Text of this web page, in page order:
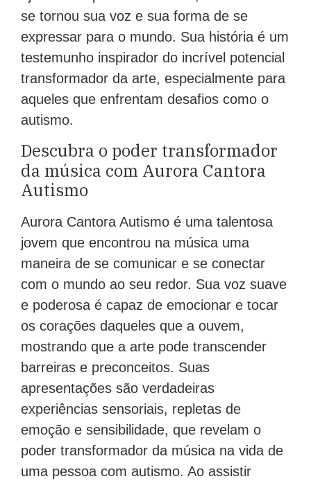
se tornou sua voz e sua forma de se
expressar para o mundo. Sua história é um
testemunho inspirador do incrível potencial
transformador da arte, especialmente para
aqueles que enfrentam desafios como o
autismo.
Descubra o poder transformador
da música com Aurora Cantora
Autismo
Aurora Cantora Autismo é uma talentosa
jovem que encontrou na música uma
maneira de se comunicar e se conectar
com o mundo ao seu redor. Sua voz suave
e poderosa é capaz de emocionar e tocar
os corações daqueles que a ouvem,
mostrando que a arte pode transcender
barreiras e preconceitos. Suas
apresentações são verdadeiras
experiências sensoriais, repletas de
emoção e sensibilidade, que revelam o
poder transformador da música na vida de
uma pessoa com autismo. Ao assistir